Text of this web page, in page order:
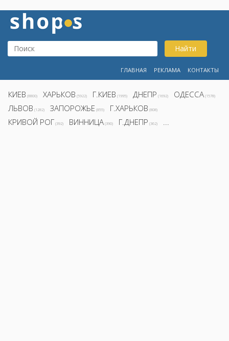
Найти
ГЛАВНАЯ РЕКЛАМА КОНТАКТЫ
КИЕВ (8800) ХАРЬКОВ (5922) Г.КИЕВ (1995) ДНЕПР (1692) ОДЕССА (1578)
ЛЬВОВ (1282) ЗАПОРОЖЬЕ (855) Г.ХАРЬКОВ (808)
КРИВОЙ РОГ (392) ВИННИЦА (390) Г.ДНЕПР (362) ...